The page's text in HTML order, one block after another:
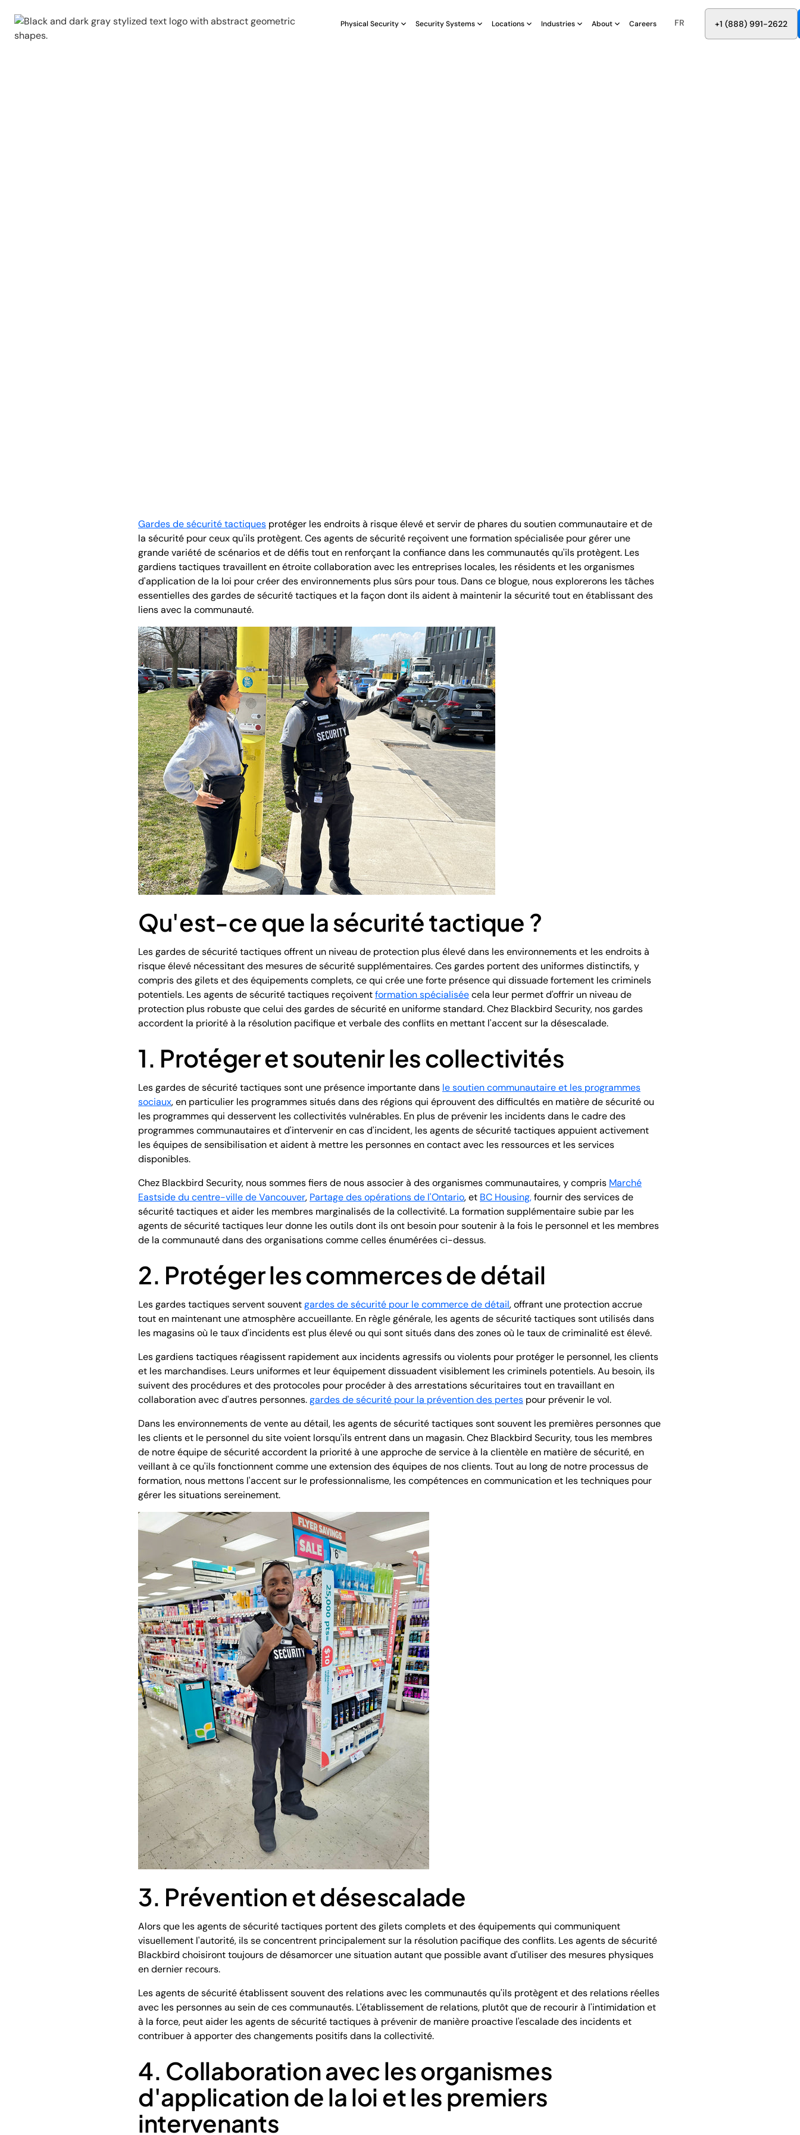
Physical Security Security Systems Locations Industries About Careers FR +1 (888) 991-2622
Gardes de sécurité tactiques protéger les endroits à risque élevé et servir de phares du soutien communautaire et de
la sécurité pour ceux qu'ils protègent. Ces agents de sécurité reçoivent une formation spécialisée pour gérer une
grande variété de scénarios et de défis tout en renforçant la confiance dans les communautés qu'ils protègent. Les
gardiens tactiques travaillent en étroite collaboration avec les entreprises locales, les résidents et les organismes
d'application de la loi pour créer des environnements plus sûrs pour tous. Dans ce blogue, nous explorerons les tâches
essentielles des gardes de sécurité tactiques et la façon dont ils aident à maintenir la sécurité tout en établissant des
liens avec la communauté.
Qu'est-ce que la sécurité tactique ?
Les gardes de sécurité tactiques offrent un niveau de protection plus élevé dans les environnements et les endroits à
risque élevé nécessitant des mesures de sécurité supplémentaires. Ces gardes portent des uniformes distinctifs, y
compris des gilets et des équipements complets, ce qui crée une forte présence qui dissuade fortement les criminels
potentiels. Les agents de sécurité tactiques reçoiventformation spécialiséecela leur permet d'offrir un niveau de
protection plus robuste que celui des gardes de sécurité en uniforme standard. Chez Blackbird Security, nos gardes
accordent la priorité à la résolution pacifique et verbale des conflits en mettant l'accent sur la désescalade.
1. Protéger et soutenir les collectivités
Les gardes de sécurité tactiques sont une présence importante dans le soutien communautaire et les programmes
sociaux, en particulier les programmes situés dans des régions qui éprouvent des difficultés en matière de sécurité ou
les programmes qui desservent les collectivités vulnérables. En plus de prévenir les incidents dans le cadre des
programmes communautaires et d'intervenir en cas d'incident, les agents de sécurité tactiques appuient activement
les équipes de sensibilisation et aident à mettre les personnes en contact avec les ressources et les services
disponibles.
Chez Blackbird Security, nous sommes fiers de nous associer à des organismes communautaires, y compris Marché
Eastside du centre-ville de Vancouver, Partage des opérations de l'Ontario, et BC Housing,fournir des services de
sécurité tactiques et aider les membres marginalisés de la collectivité. La formation supplémentaire subie par les
agents de sécurité tactiques leur donne les outils dont ils ont besoin pour soutenir à la fois le personnel et les membres
de la communauté dans des organisations comme celles énumérées ci-dessus.
2. Protéger les commerces de détail
Les gardes tactiques servent souventgardes de sécurité pour le commerce de détail, offrant une protection accrue
tout en maintenant une atmosphère accueillante. En règle générale, les agents de sécurité tactiques sont utilisés dans
les magasins où le taux d'incidents est plus élevé ou qui sont situés dans des zones où le taux de criminalité est élevé.
Les gardiens tactiques réagissent rapidement aux incidents agressifs ou violents pour protéger le personnel, les clients
et les marchandises. Leurs uniformes et leur équipement dissuadent visiblement les criminels potentiels. Au besoin, ils
suivent des procédures et des protocoles pour procéder à des arrestations sécuritaires tout en travaillant en
collaboration avec d'autres personnes.gardes de sécurité pour la prévention des pertes pour prévenir le vol.
Dans les environnements de vente au détail, les agents de sécurité tactiques sont souvent les premières personnes que
les clients et le personnel du site voient lorsqu'ils entrent dans un magasin. Chez Blackbird Security, tous les membres
de notre équipe de sécurité accordent la priorité à une approche de service à la clientèle en matière de sécurité, en
veillant à ce qu'ils fonctionnent comme une extension des équipes de nos clients. Tout au long de notre processus de
formation, nous mettons l'accent sur le professionnalisme, les compétences en communication et les techniques pour
gérer les situations sereinement.
3. Prévention et désescalade
Alors que les agents de sécurité tactiques portent des gilets complets et des équipements qui communiquent
visuellement l'autorité, ils se concentrent principalement sur la résolution pacifique des conflits. Les agents de sécurité
Blackbird choisiront toujours de désamorcer une situation autant que possible avant d'utiliser des mesures physiques
en dernier recours.
Les agents de sécurité établissent souvent des relations avec les communautés qu'ils protègent et des relations réelles
avec les personnes au sein de ces communautés. L'établissement de relations, plutôt que de recourir à l'intimidation et
à la force, peut aider les agents de sécurité tactiques à prévenir de manière proactive l'escalade des incidents et
contribuer à apporter des changements positifs dans la collectivité.
4. Collaboration avec les organismes
d'application de la loi et les premiers
intervenants